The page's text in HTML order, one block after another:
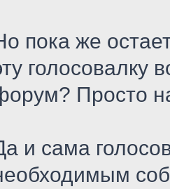
пока же
голосовалку
Просто
и сама